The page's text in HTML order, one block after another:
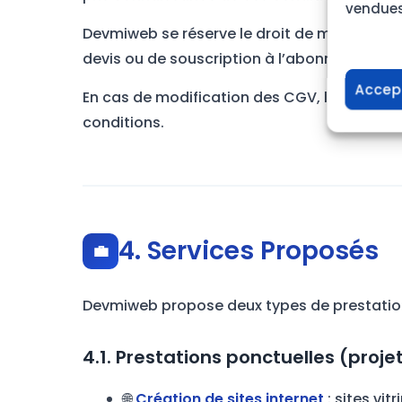
Devmiweb se réserve le droit de modifier
devis ou de souscription à l’abonnement.
En cas de modification des CGV, les
conditions.
💼 4. Services Proposés
Devmiweb propose deux types de
4.1. Prestations ponctuelles